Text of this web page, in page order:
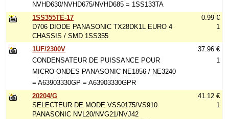
NVHD630/NVHD675/NVHD685 = 1SS133TA
1SS355TE-17
D706 DIODE PANASONIC TX28DK1L EURO 4
CHASSIS / SMD 1SS355
0.99 €
1
1UF/2300V
CONDENSATEUR DE PUISSANCE POUR
MICRO-ONDES PANASONIC NE1856 / NE3240
= A63903330GP = A63903330GPR
37.96 €
1
20204/G
SELECTEUR DE MODE VSS0175/VS910
PANASONIC NVL20/NVG21/NVJ42
41.12 €
1